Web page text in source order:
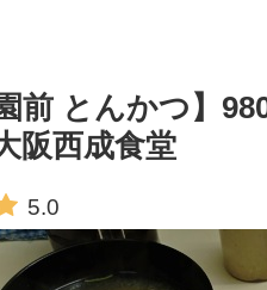
園前 とんかつ】
阪西成食堂
5.0